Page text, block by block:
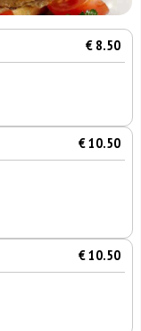
€ 8.50
€ 10.50
€ 10.50